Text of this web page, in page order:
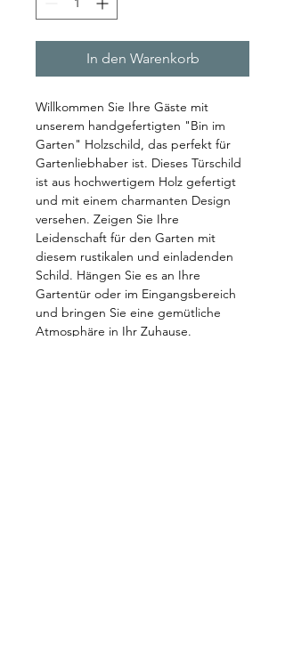
In den Warenkorb
Willkommen Sie Ihre Gäste mit
unserem handgefertigten "Bin im
Garten" Holzschild, das perfekt für
Gartenliebhaber ist. Dieses Türschild
ist aus hochwertigem Holz gefertigt
und mit einem charmanten Design
versehen. Zeigen Sie Ihre
Leidenschaft für den Garten mit
diesem rustikalen und einladenden
Schild. Hängen Sie es an Ihre
Gartentür oder im Eingangsbereich
und bringen Sie eine gemütliche
Atmosphäre in Ihr Zuhause.